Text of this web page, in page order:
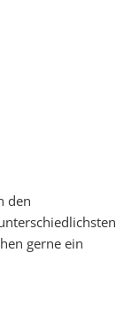
den
gerne ein